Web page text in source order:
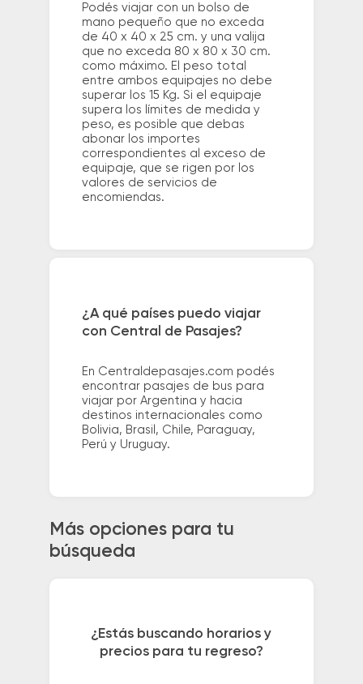
Podés viajar con un bolso de
mano pequeño que no exceda
de 40 x 40 x 25 cm. y una valija
que no exceda 80 x 80 x 30 cm.
como máximo. El peso total
entre ambos equipajes no debe
superar los 15 Kg. Si el equipaje
supera los límites de medida y
peso, es posible que debas
abonar los importes
correspondientes al exceso de
equipaje, que se rigen por los
valores de servicios de
encomiendas.
¿A qué países puedo viajar
con Central de Pasajes?
En Centraldepasajes.com podés
encontrar pasajes de bus para
viajar por Argentina y hacia
destinos internacionales como
Bolivia, Brasil, Chile, Paraguay,
Perú y Uruguay.
Más opciones para tu
búsqueda
¿Estás buscando horarios y
precios para tu regreso?